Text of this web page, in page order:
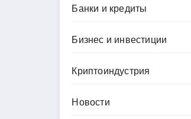
Банки и кредиты
Бизнес и инвестиции
Криптоиндустрия
Новости